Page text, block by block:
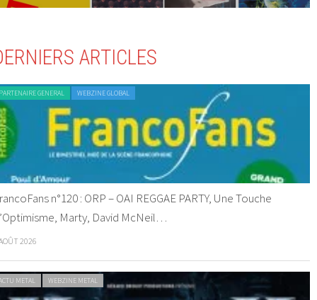
ARTICLES
GENERAL WEBZINE GLOBAL
n°120 : ORP – OAI REGGAE PARTY, Une Touche
Marty, David McNeil…
2026
METAL WEBZINE METAL